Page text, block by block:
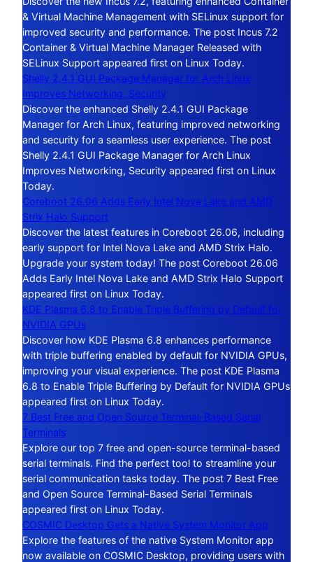
& Virtual Machine Management with SELinux support for
improved security and performance. The post Incus 7.2
Container & Virtual Machine Manager Released with
SELinux Support appeared first on Linux Today.
Shelly 2.4.1 GUI Package Manager for Arch Linux
Improves Networking, Security
Discover the enhanced Shelly 2.4.1 GUI Package
Manager for Arch Linux, featuring improved networking
and security for a seamless user experience. The post
Shelly 2.4.1 GUI Package Manager for Arch Linux
Improves Networking, Security appeared first on Linux
Today.
Coreboot 26.06 Adds Early Intel Nova Lake and AMD
Strix Halo Support
Discover the latest features in Coreboot 26.06, including
early support for Intel Nova Lake and AMD Strix Halo.
Upgrade your system today! The post Coreboot 26.06
Adds Early Intel Nova Lake and AMD Strix Halo Support
appeared first on Linux Today.
KDE Plasma 6.8 to Enable Triple Buffering by Default for
NVIDIA GPUs
Discover how KDE Plasma 6.8 enhances performance
with triple buffering enabled by default for NVIDIA GPUs,
improving your visual experience. The post KDE Plasma
6.8 to Enable Triple Buffering by Default for NVIDIA GPUs
appeared first on Linux Today.
7 Best Free and Open Source Terminal-Based Serial
Terminals
Explore our top 7 free and open-source terminal-based
serial terminals. Find the perfect tool to streamline your
serial communication tasks today. The post 7 Best Free
and Open Source Terminal-Based Serial Terminals
appeared first on Linux Today.
COSMIC Desktop Gets a Native System Monitor App
Explore the features of the native System Monitor app
now available on COSMIC Desktop, providing users with